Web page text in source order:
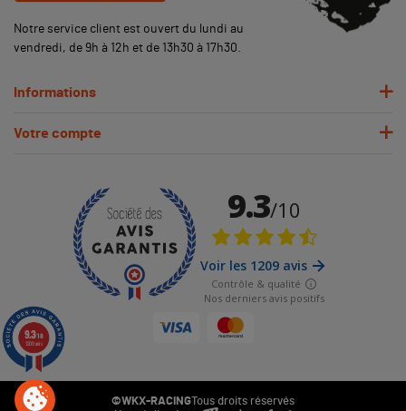
Notre service client est ouvert du lundi au
vendredi, de 9h à 12h et de 13h30 à 17h30.
Informations
Votre compte
©WKX-RACINGTous droits réservés
9.3/10
1209 avis